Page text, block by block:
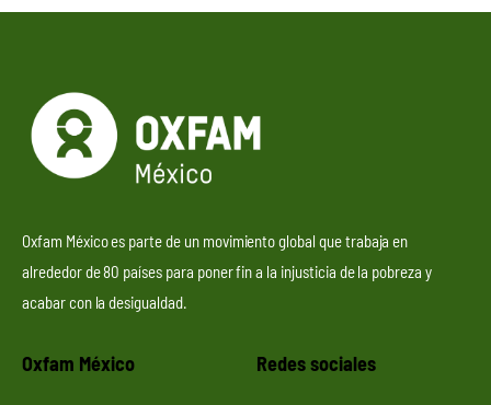
Oxfam México es parte de un movimiento global que trabaja en
alrededor de 80 países para poner fin a la injusticia de la pobreza y
acabar con la desigualdad.
Oxfam México Redes sociales